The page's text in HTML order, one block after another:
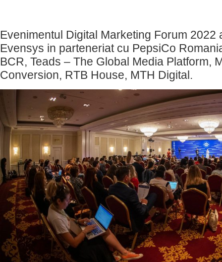
Evenimentul Digital Marketing Forum 2022
Evensys in parteneriat cu PepsiCo
BCR, Teads – The Global Media Platform,
Conversion, RTB House, MTH Digital.